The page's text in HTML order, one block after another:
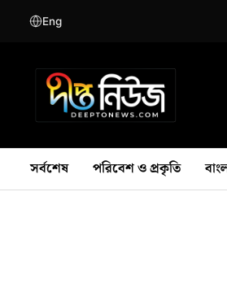
Eng
সর্বশেষ পরিবেশ ও প্রকৃতি